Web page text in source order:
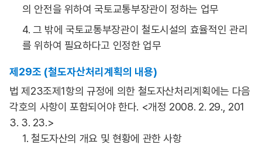
의 안전을 위하여 국토교통부장관이 정하는 업무
4. 그 밖에 국토교통부장관이 철도시설의 효율적인 관리
를 위하여 필요하다고 인정한 업무
제29조 (철도자산처리계획의 내용)
법 제23조제1항의 규정에 의한 철도자산처리계획에는 다음
각호의 사항이 포함되어야 한다. <개정 2008. 2. 29., 201
3. 3. 23.>
1. 철도자산의 개요 및 현황에 관한 사항